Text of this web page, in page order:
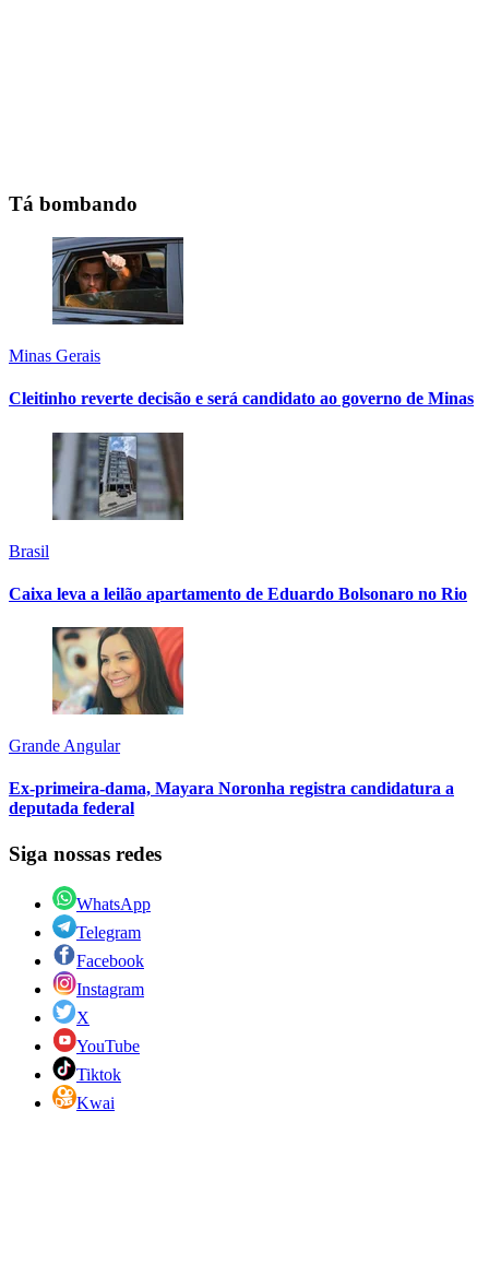
Tá bombando
Minas Gerais
Cleitinho reverte decisão e será candidato ao governo de Minas
Brasil
Caixa leva a leilão apartamento de Eduardo Bolsonaro no Rio
Grande Angular
Ex-primeira-dama, Mayara Noronha registra candidatura a
deputada federal
Siga nossas redes
WhatsApp
Telegram
Facebook
Instagram
X
YouTube
Tiktok
Kwai